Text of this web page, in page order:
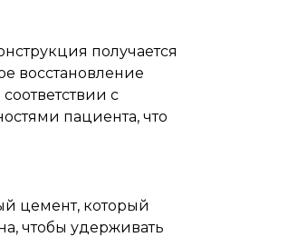
получается
восстановление
с
пациента, что
цемент, который
чтобы удерживать